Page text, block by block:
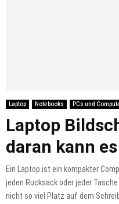
Laptop Notebooks PCs und
Laptop
daran kann
Ein Laptop ist ein kompakter
jeden Rucksack oder jeder
nicht so viel Platz auf dem